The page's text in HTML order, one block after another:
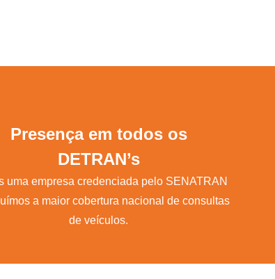
Presença em todos os
DETRAN’s
uma empresa credenciada pelo SENATRAN
a maior cobertura nacional de consultas
de veículos.